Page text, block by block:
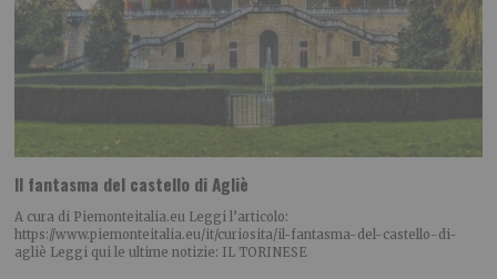
Il fantasma del castello di Agliè
A cura di Piemonteitalia.eu Leggi l’articolo:
https://www.piemonteitalia.eu/it/curiosita/il-fantasma-del-castello-di-
agliè Leggi qui le ultime notizie: IL TORINESE